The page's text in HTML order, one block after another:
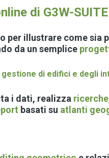
di G3W-SUITE
per illustrare come sia
da un semplice
gestione di edifici e degli
i dati, realizza ricerche
basati su atlanti